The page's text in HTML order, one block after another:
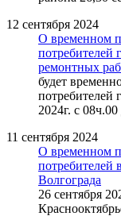
12 сентября 2024
О временном
потребителей
ремонтных
будет
потребителей
2024г. с
11 сентября 2024
О временном
потребителей
Волгограда
26 сентября